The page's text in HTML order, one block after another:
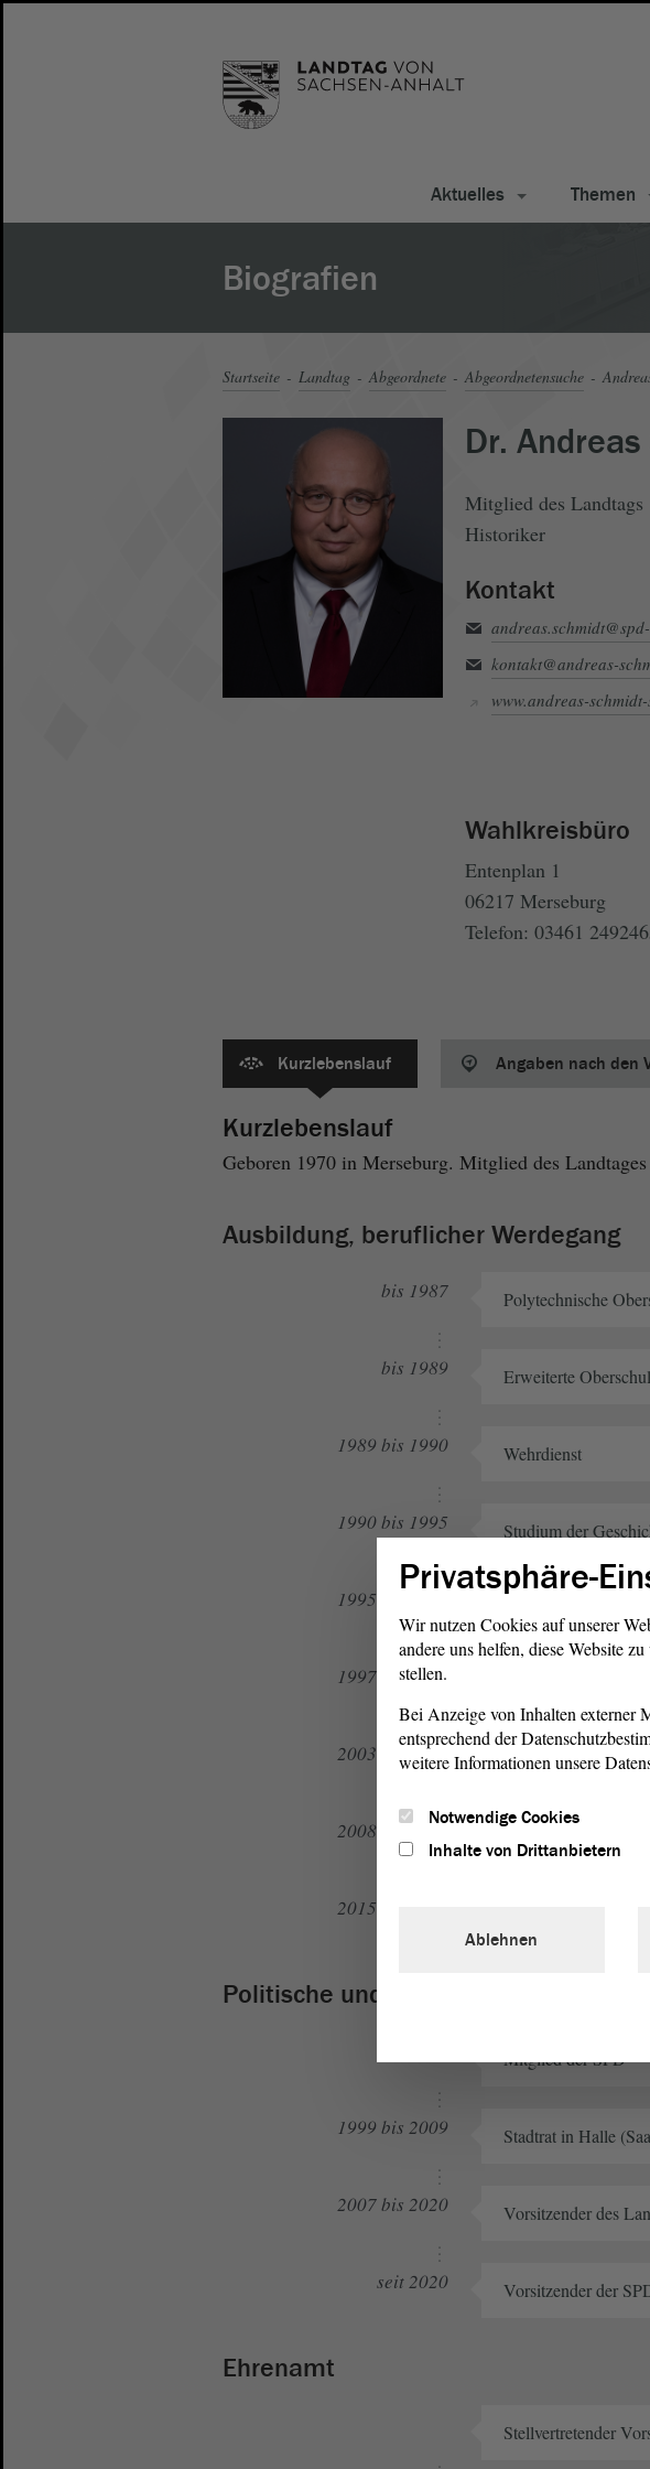
Aktuelles Themen
Biografien
Startseite Landtag Abgeordnete Abgeordnetensuche
Dr.
Mitglied des Landtags
Historiker
Kontakt
kontakt@andreas-
www.andreas-
Wahlkreisbüro
Entenplan 1
06217 Merseburg
Telefon: 03461
Kurzlebenslauf Angaben nach den
Kurzlebenslauf
Geboren 1970 in Merseburg. Mitglied des
Ausbildung, beruflicher Werdegang
bis 1987 Polytechnische
bis 1989 Erweiterte
1989 bis 1990 Wehrdienst
1990 bis 1995 Studium der
1995 bis 1997
1997 bis 2003
2003 bis 2007 Geschäftsführer des
2008 bis 2014 Mitarbeiter und
2015 bis 2016
Politische und gesellschaftliche
Mitglied der SPD
1999 bis 2009 Stadtrat in Halle
2007 bis 2020 Vorsitzender des
seit 2020 Vorsitzender der
Ehrenamt
Stellvertretender
Privatsphäre-
Wir nutzen Cookies auf unserer
andere uns helfen, diese Website
stellen.
Bei Anzeige von Inhalten externer
entsprechend der
weitere Informationen unsere
Notwendige Cookies
Inhalte von Drittanbietern
Ablehnen